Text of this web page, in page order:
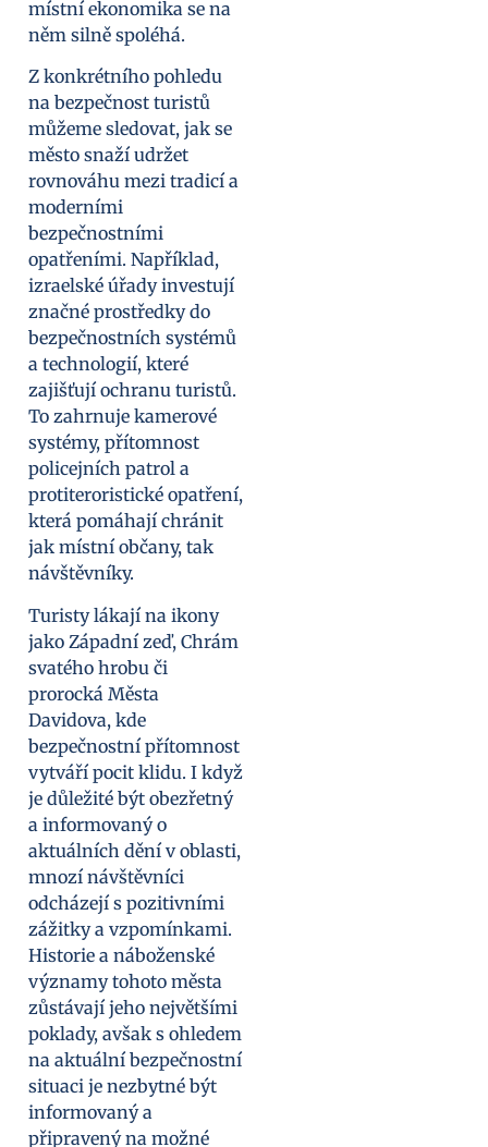
místní ekonomika se na
něm silně spoléhá.
Z konkrétního pohledu
na bezpečnost turistů
můžeme sledovat, jak se
město snaží udržet
rovnováhu mezi tradicí a
moderními
bezpečnostními
opatřeními. Například,
izraelské úřady investují
značné prostředky do
bezpečnostních systémů
a technologií, které
zajišťují ochranu turistů.
To zahrnuje kamerové
systémy, přítomnost
policejních patrol a
protiteroristické opatření,
která pomáhají chránit
jak místní občany, tak
návštěvníky.
Turisty lákají na ikony
jako Západní zeď, Chrám
svatého hrobu či
prorocká Města
Davidova, kde
bezpečnostní přítomnost
vytváří pocit klidu. I když
je důležité být obezřetný
a informovaný o
aktuálních dění v oblasti,
mnozí návštěvníci
odcházejí s pozitivními
zážitky a vzpomínkami.
Historie a náboženské
významy tohoto města
zůstávají jeho největšími
poklady, avšak s ohledem
na aktuální bezpečnostní
situaci je nezbytné být
informovaný a
připravený na možné